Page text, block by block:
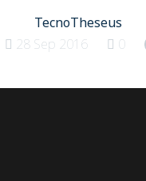
TecnoTheseus
28 Sep 2016
0